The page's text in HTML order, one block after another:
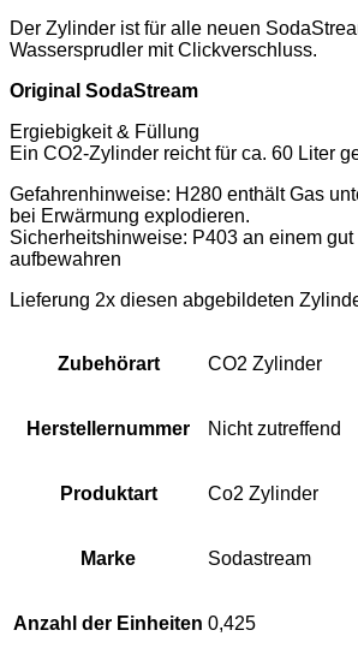
Der Zylinder ist für alle neuen
Wassersprudler mit Clickverschluss.
Original SodaStream
Ergiebigkeit & Füllung
Ein CO2-Zylinder reicht für ca. 60 Liter
Gefahrenhinweise: H280 enthält Gas
bei Erwärmung explodieren.
Sicherheitshinweise: P403 an einem gut
aufbewahren
Lieferung 2x diesen abgebildeten
Zubehörart CO2 Zylinder
Herstellernummer Nicht zutreffend
Produktart Co2 Zylinder
Marke Sodastream
Anzahl der Einheiten 0,425